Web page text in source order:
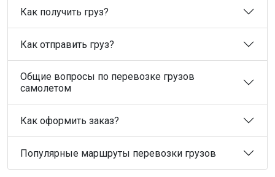
Как получить груз?
Как отправить груз?
Общие вопросы по перевозке грузов
самолетом
Как оформить заказ?
Популярные маршруты перевозки грузов